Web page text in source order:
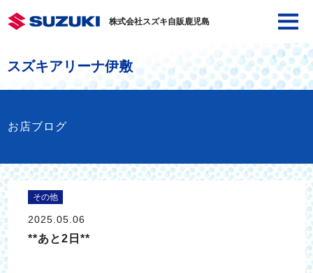
株式会社スズキ自販鹿児島
スズキアリーナ伊敷
お店ブログ
その他
2025.05.06
**あと2日**